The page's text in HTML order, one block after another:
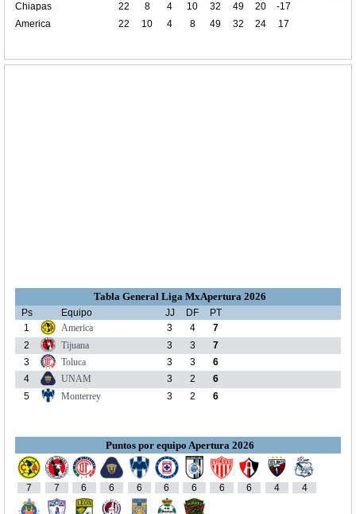
Chiapas
22 8 4 10 32 49 20
-17
America
22 10 4 8 49 32 24 17
Tabla General Liga MxApertura 2026
Ps Equipo JJ DF
PT
1
America 3 4
7
2
Tijuana 3 3
7
3
Toluca 3 3
6
4
UNAM 3 2
6
5
Monterrey 3 2 6
Puntos por equipo Apertura 2026
7 7 6 6 6 6 6 6 6 4 4